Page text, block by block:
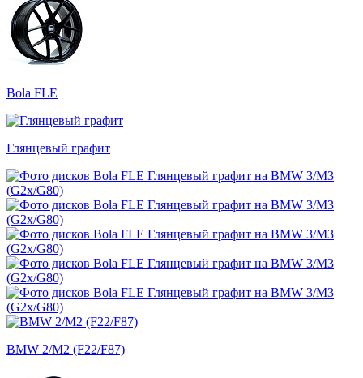
Bola FLE
Глянцевый графит
BMW 2/M2 (F22/F87)